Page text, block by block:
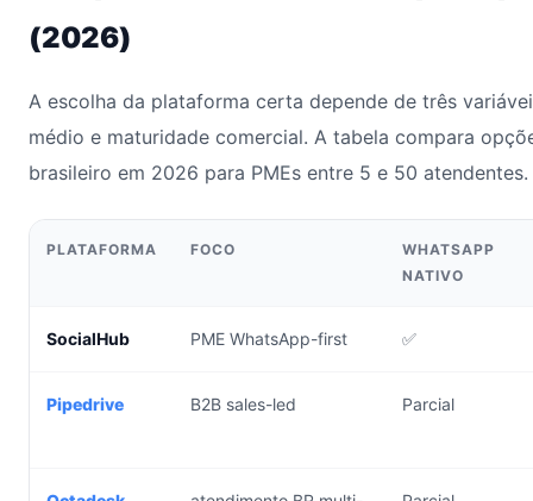
(2026)
A escolha da plataforma certa depende de três
médio e maturidade comercial. A tabela compara
brasileiro em 2026 para PMEs entre 5 e 50 atendentes.
PLATAFORMA FOCO
WHATSAPP
NATIVO
SocialHub PME WhatsApp-first ✅
Pipedrive B2B sales-led Parcial